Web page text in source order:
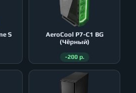
S
AeroСool P7-C1 BG
(Чёрный)
-200 р.